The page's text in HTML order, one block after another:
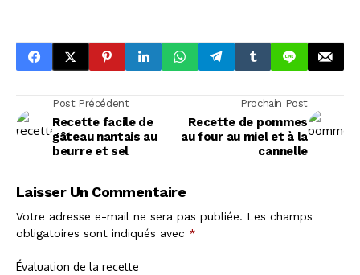
Post Précédent
Recette facile de
gâteau nantais au
beurre et sel
Prochain Post
Recette de pommes
au four au miel et à la
cannelle
Laisser Un Commentaire
Votre adresse e-mail ne sera pas publiée. Les champs
obligatoires sont indiqués avec *
Évaluation de la recette